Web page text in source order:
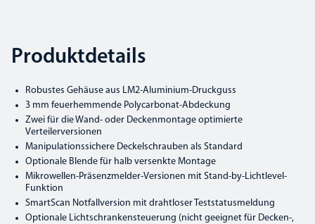
Produktdetails
Robustes Gehäuse aus LM2-Aluminium-Druckguss
3 mm feuerhemmende Polycarbonat-Abdeckung
Zwei für die Wand- oder Deckenmontage optimierte
Verteilerversionen
Manipulationssichere Deckelschrauben als Standard
Optionale Blende für halb versenkte Montage
Mikrowellen-Präsenzmelder-Versionen mit Stand-by-Lichtlevel-
Funktion
SmartScan Notfallversion mit drahtloser Teststatusmeldung
Optionale Lichtschrankensteuerung (nicht geeignet für Decken-,